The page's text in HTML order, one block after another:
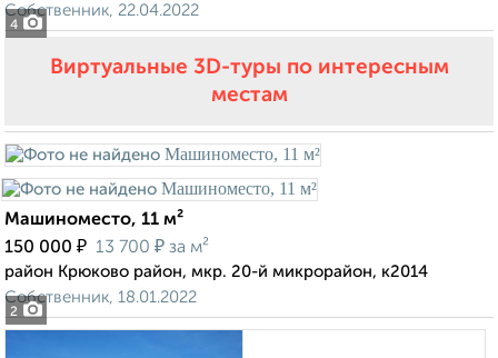
4
Собственник, 22.04.2022
Виртуальные 3D-туры по интересным
местам
2
Машиноместо, 11 м²
150 000 ₽ 13 700 ₽ за м²
район Крюково район, мкр. 20-й микрорайон, к2014
Собственник, 18.01.2022